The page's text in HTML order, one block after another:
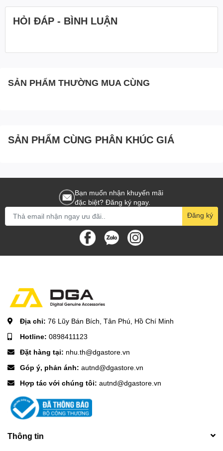
HỎI ĐÁP - BÌNH LUẬN
SẢN PHẨM THƯỜNG MUA CÙNG
SẢN PHẨM CÙNG PHÂN KHÚC GIÁ
Bạn muốn nhận khuyến mãi
đặc biệt? Đăng ký ngay.
Đăng ký
Địa chỉ: 76 Lũy Bán Bích, Tân Phú, Hồ Chí Minh
Hotline: 0898411123
Đặt hàng tại: nhu.th@dgastore.vn
Góp ý, phản ánh: autnd@dgastore.vn
Hợp tác với chúng tôi: autnd@dgastore.vn
Thông tin